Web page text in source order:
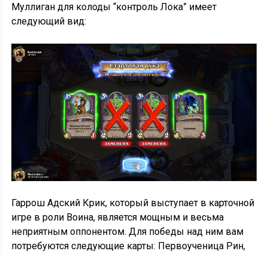
Муллиган для колоды “контроль Лока” имеет
следующий вид:
Гаррош Адский Крик, который выступает в карточной
игре в роли Воина, является мощным и весьма
неприятным оппонентом. Для победы над ним вам
потребуются следующие карты: Первоученица Рин,